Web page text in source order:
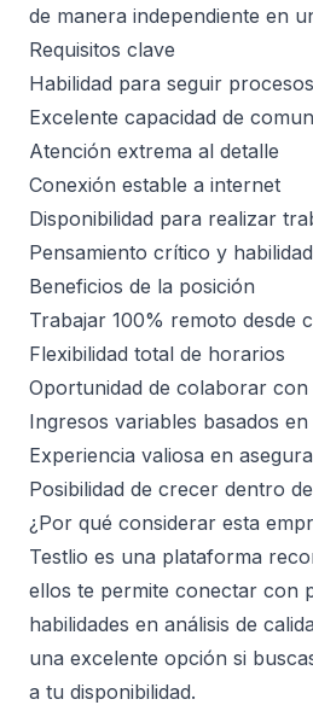
de manera independiente en
Requisitos clave
Habilidad para seguir
Excelente capacidad de
Atención extrema al detalle
Conexión estable a internet
Disponibilidad para realizar
Pensamiento crítico y
Beneficios de la posición
Trabajar 100% remoto desde
Flexibilidad total de horarios
Oportunidad de colaborar
Ingresos variables basados
Experiencia valiosa en
Posibilidad de crecer dentro
¿Por qué considerar esta
Testlio es una plataforma
ellos te permite conectar con
habilidades en análisis de
una excelente opción si
a tu disponibilidad.